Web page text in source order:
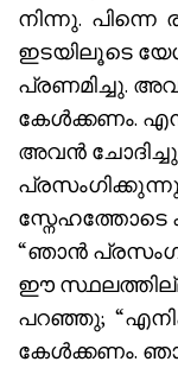
നിന്നു. പിന്നെ
ഇടയിലൂടെ
പ്രണമിച്ചു.
കേൾക്കണം.
അവൻ
സ്നേഹത്തോടെ
“ഞാൻ
ഈ
പറഞ്ഞു;
കേൾക്കണം.